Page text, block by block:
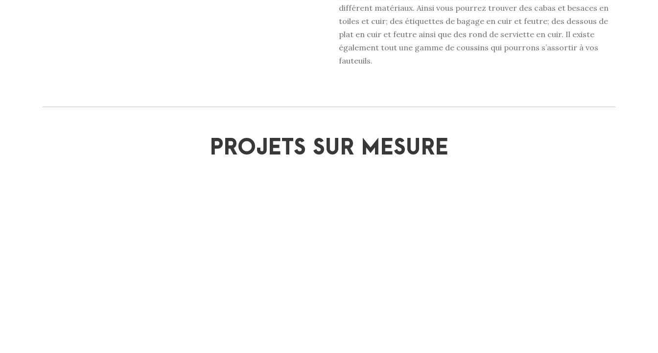
différent matériaux. Ainsi vous pourrez trouver des cabas et besaces en
toiles et cuir; des étiquettes de bagage en cuir et feutre; des dessous de
plat en cuir et feutre ainsi que des rond de serviette en cuir. Il existe
également tout une gamme de coussins qui pourrons s’assortir à vos
fauteuils.
PROJETS SUR MESURE